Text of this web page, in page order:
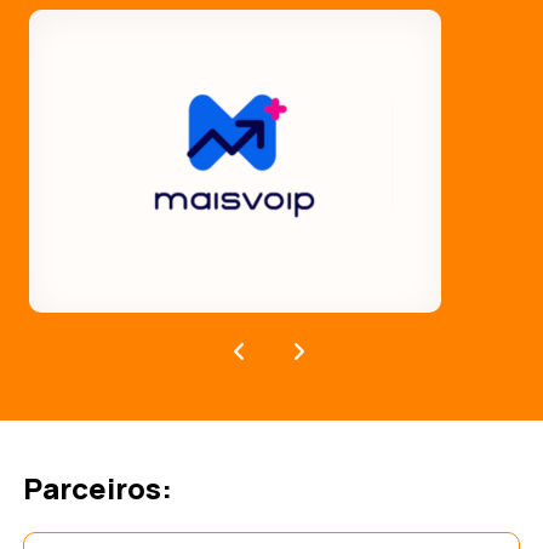
Parceiros: